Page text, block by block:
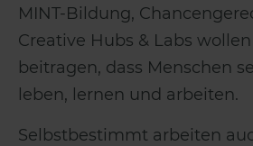
MINT-Bildung,
Creative Hubs & Labs
beitragen, dass Menschen
leben, lernen und arbeiten.
Selbstbestimmt arbeiten